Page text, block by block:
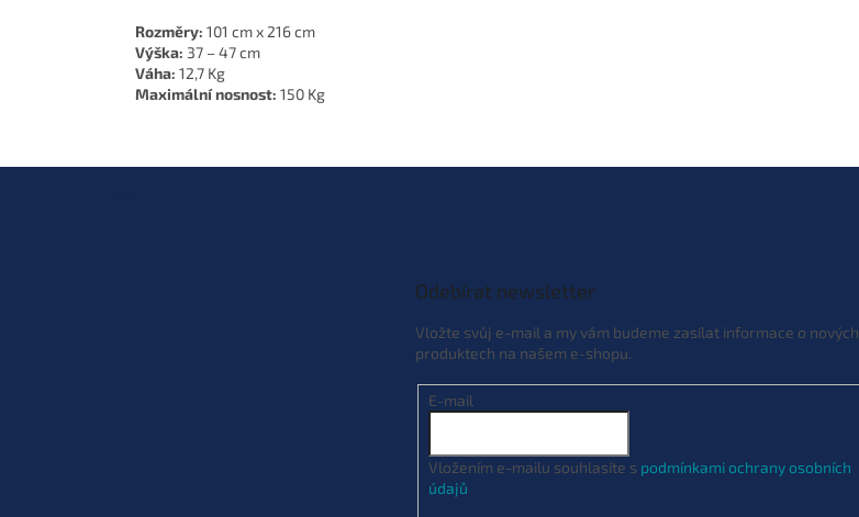
Rozměry: 101 cm x 216 cm
Výška: 37 – 47 cm
Váha: 12,7 Kg
Maximální nosnost: 150 Kg
Odebírat newsletter
Vložte svůj e-mail a my vám budeme zasílat informace o nových
produktech na našem e-shopu.
E-mail
Vložením e-mailu souhlasíte s podmínkami ochrany osobních
údajů